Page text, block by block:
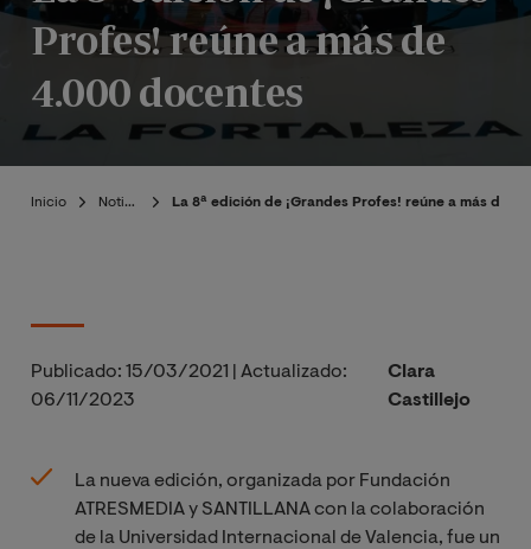
Profes! reúne a más de
4.000 docentes
Inicio Noticias La 8ª edición de ¡Grandes Profes! reúne a más de
Publicado: 15/03/2021
Actualizado:
06/11/2023
Clara
Castillejo
La nueva edición, organizada por Fundación
ATRESMEDIA y SANTILLANA con la colaboración
de la Universidad Internacional de Valencia, fue un